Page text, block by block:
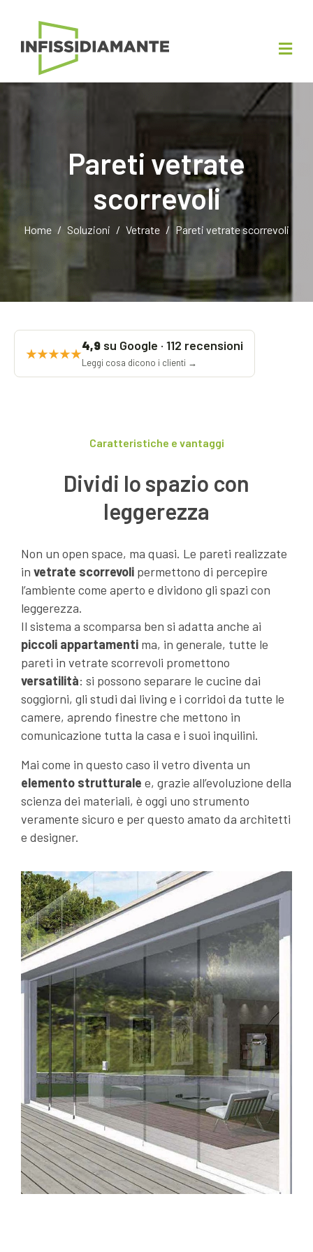
Pareti vetrate
scorrevoli
Home Soluzioni Vetrate Pareti vetrate scorrevoli
★★★★★
4,9 su Google · 112 recensioni
Leggi cosa dicono i clienti →
Caratteristiche e vantaggi
Dividi lo spazio con
leggerezza
Non un open space, ma quasi. Le pareti realizzate
in vetrate scorrevoli permettono di percepire
l’ambiente come aperto e dividono gli spazi con
leggerezza.
Il sistema a scomparsa ben si adatta anche ai
piccoli appartamenti ma, in generale, tutte le
pareti in vetrate scorrevoli promettono
versatilità: si possono separare le cucine dai
soggiorni, gli studi dai living e i corridoi da tutte le
camere, aprendo finestre che mettono in
comunicazione tutta la casa e i suoi inquilini.
Mai come in questo caso il vetro diventa un
elemento strutturale e, grazie all’evoluzione della
scienza dei materiali, è oggi uno strumento
veramente sicuro e per questo amato da architetti
e designer.